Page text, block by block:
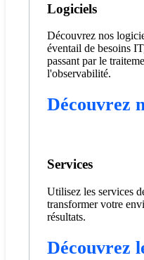
Logiciels
Découvrez nos
éventail de besoins
passant par le
l'observabilité.
Découvrez
Services
Utilisez les services
transformer votre
résultats.
Découvrez